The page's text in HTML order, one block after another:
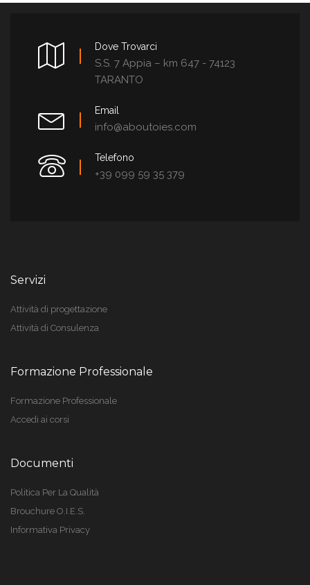
Dove Trovarci
S.S. 7 Appia – km 647 - 74123
TARANTO
Email
info@aboutoies.com
Telefono
+39 099 59 35 379
Servizi
Attività di progettazione
Attività di Consulenza
Formazione Professionale
Formazione Professionale
Accedi ai corsi
Documenti
Politica Per La Qualità
Brouchure O.I.E.S.
Informativa Privacy